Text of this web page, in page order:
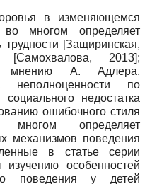
в изменяющемся
во многом определяет
трудности [Защиринская,
[Самохвалова, 2013];
А. Адлера,
неполноценности по
недостатка
ошибочного стиля
определяет
механизмов поведения
в статье серии
особенностей
поведения у детей